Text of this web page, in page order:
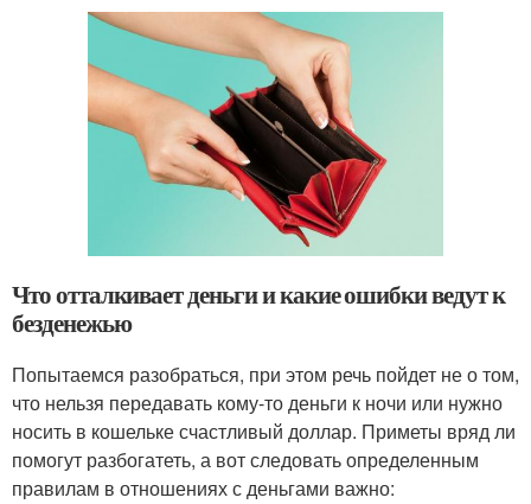
Что отталкивает деньги и какие ошибки ведут к
безденежью
Попытаемся разобраться, при этом речь пойдет не о том,
что нельзя передавать кому-то деньги к ночи или нужно
носить в кошельке счастливый доллар. Приметы вряд ли
помогут разбогатеть, а вот следовать определенным
правилам в отношениях с деньгами важно: